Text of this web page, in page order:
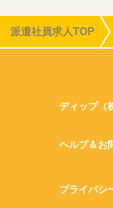
派遣社員求人TOP
ディップ（
ヘルプ＆お
プライバシ